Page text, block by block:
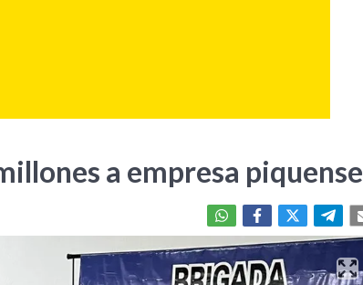
a empresa piquense